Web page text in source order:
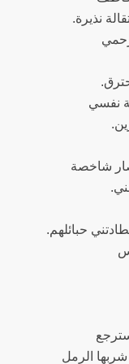
نذيرة.
نفسي
شاخصة
حبائلهم.
الرمل